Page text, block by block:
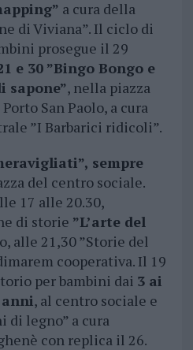
a cura della
di Viviana”. Il ciclo di
prosegue il 29
e 30 ”Bingo Bongo e
sapone”, nella piazza
San Paolo, a cura
”I Barbarici ridicoli”.
sempre
del centro sociale.
17 alle 20.30,
di storie ”L’arte del
alle 21,30 ”Storie del
cooperativa. Il 19
per bambini dai 3 ai
, al centro sociale e
di legno” a cura
con replica il 26.